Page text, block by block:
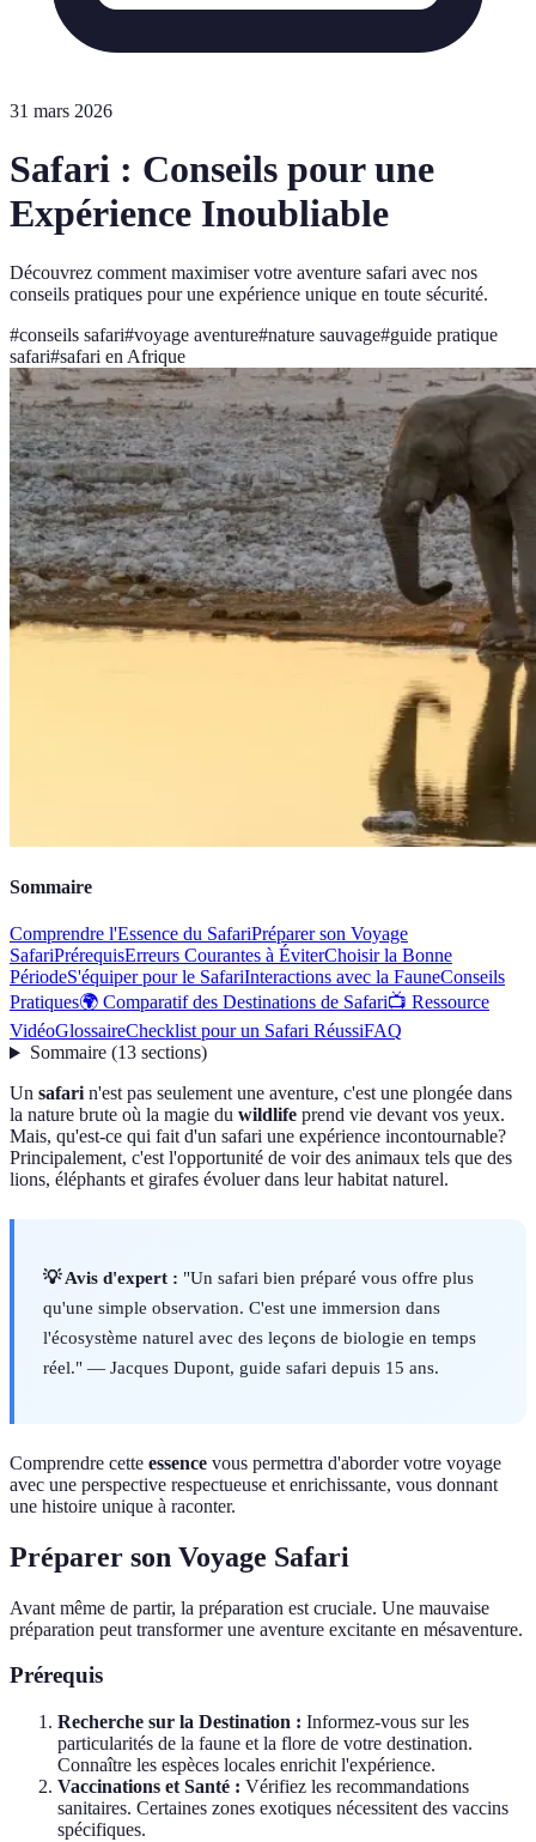
31 mars 2026
Safari : Conseils pour une
Expérience Inoubliable
Découvrez comment maximiser votre aventure safari avec nos
conseils pratiques pour une expérience unique en toute sécurité.
#conseils safari#voyage aventure#nature sauvage#guide pratique
safari#safari en Afrique
Sommaire
Comprendre l'Essence du SafariPréparer son Voyage
SafariPrérequisErreurs Courantes à ÉviterChoisir la Bonne
PériodeS'équiper pour le SafariInteractions avec la FauneConseils
Pratiques🌍 Comparatif des Destinations de Safari📺 Ressource
VidéoGlossaireChecklist pour un Safari RéussiFAQ
Sommaire(13 sections)
Un safarin'est pas seulement une aventure, c'est une plongée dans
la nature brute où la magie du wildlife prend vie devant vos yeux.
Mais, qu'est-ce qui fait d'un safari une expérience incontournable?
Principalement, c'est l'opportunité de voir des animaux tels que des
lions, éléphants et girafes évoluer dans leur habitat naturel.
💡 Avis d'expert : "Un safari bien préparé vous offre plus
qu'une simple observation. C'est une immersion dans
l'écosystème naturel avec des leçons de biologie en temps
réel." — Jacques Dupont, guide safari depuis 15 ans.
Comprendre cette essence vous permettra d'aborder votre voyage
avec une perspective respectueuse et enrichissante, vous donnant
une histoire unique à raconter.
Préparer son Voyage Safari
Avant même de partir, la préparation est cruciale. Une mauvaise
préparation peut transformer une aventure excitante en mésaventure.
Prérequis
Recherche sur la Destination : Informez-vous sur les
particularités de la faune et la flore de votre destination.
Connaître les espèces locales enrichit l'expérience.
Vaccinations et Santé : Vérifiez les recommandations
sanitaires. Certaines zones exotiques nécessitent des vaccins
spécifiques.